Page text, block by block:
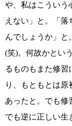
や、私はこういう
えない」と。「
んでしょうか」と
(笑)。何故かとい
るものもまた修習
り、もともとは
あったと。でも修
でも逆に正しい生